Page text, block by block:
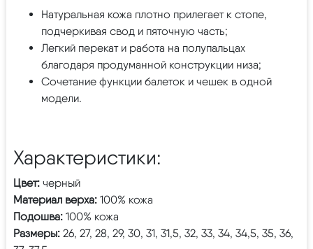
Натуральная кожа плотно прилегает к стопе,
подчеркивая свод и пяточную часть;
Легкий перекат и работа на полупальцах
благодаря продуманной конструкции низа;
Сочетание функции балеток и чешек в одной
модели.
Характеристики:
Цвет: черный
Материал верха: 100% кожа
Подошва: 100% кожа
Размеры: 26, 27, 28, 29, 30, 31, 31,5, 32, 33, 34, 34,5, 35, 36,